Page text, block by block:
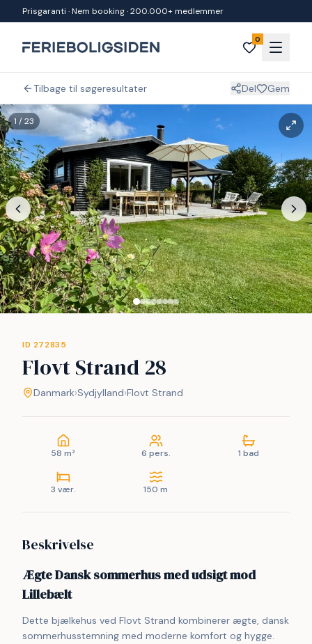
Spring til indhold
Prisgaranti · Nem booking · 200.000+ medlemmer
0
Tilbage til søgeresultater Del Gem
1 /23
ID 272835
Flovt Strand 28
Danmark›Sydjylland›Flovt Strand
58 m² 6 pers. 1 bad
3 vær. 150 m
Beskrivelse
Ægte Dansk sommerhus med udsigt mod
Lillebælt
Dette bjælkehus ved Flovt Strand kombinerer ægte, dansk
sommerhusstemning med moderne komfort og hygge.